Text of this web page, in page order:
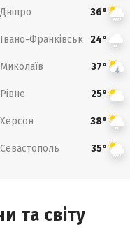
Дніпро 36°
Івано-Франківськ 24°
Миколаїв 37°
Рівне 25°
Херсон 38°
Севастополь 35°
та світу